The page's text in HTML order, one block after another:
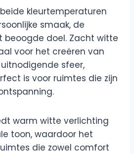
kleurtemperaturen
smaak, de
beoogde doel. Zacht witte
voor het creëren van
sfeer,
is voor ruimtes die zijn
warm witte verlichting
toon, waardoor het
die zowel comfort